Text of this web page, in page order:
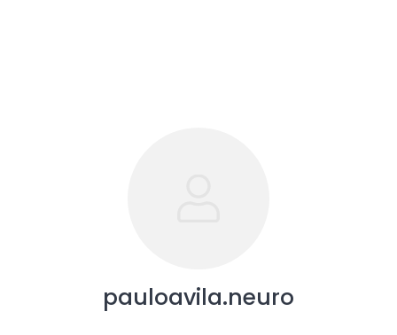
pauloavila.neuro